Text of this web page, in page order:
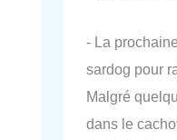
- La
sardog pour
Malgré
dans le